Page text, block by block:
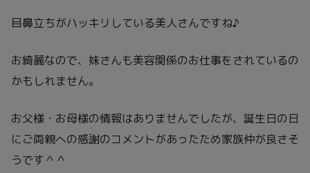
目鼻立ちがハッキリしている美人さんですね♪
お綺麗なので、妹さんも美容関係のお仕事をされているの
かもしれません。
お父様・お母様の情報はありませんでしたが、誕生日の日
にご両親への感謝のコメントがあったため家族仲が良さそ
うです＾＾